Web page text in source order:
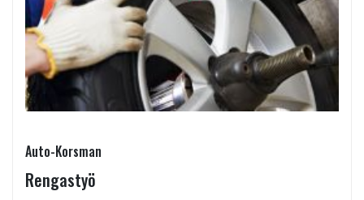
Auto-Korsman
Rengastyö